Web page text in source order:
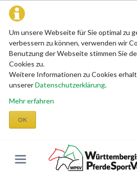
Um unsere Webseite für Sie optimal zu
verbessern zu können, verwenden wir
Benutzung der Webseite stimmen Sie
Cookies zu.
Weitere Informationen zu Cookies
unsererDatenschutzerklärung.
Mehr erfahren
OK